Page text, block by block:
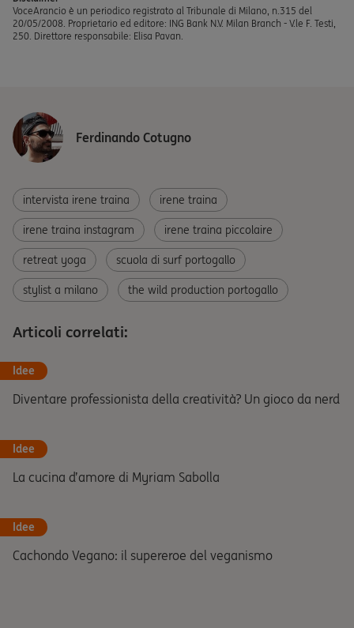
VoceArancio è un periodico registrato al Tribunale di Milano, n.315 del
20/05/2008. Proprietario ed editore: ING Bank N.V. Milan Branch - V.le F. Testi,
250. Direttore responsabile: Elisa Pavan.
Ferdinando Cotugno
intervista irene traina irene traina
irene traina instagram irene traina piccolaire
retreat yoga scuola di surf portogallo
stylist a milano the wild production portogallo
Articoli correlati:
Idee
Diventare professionista della creatività? Un gioco da nerd
Idee
La cucina d’amore di Myriam Sabolla
Idee
Cachondo Vegano: il supereroe del veganismo